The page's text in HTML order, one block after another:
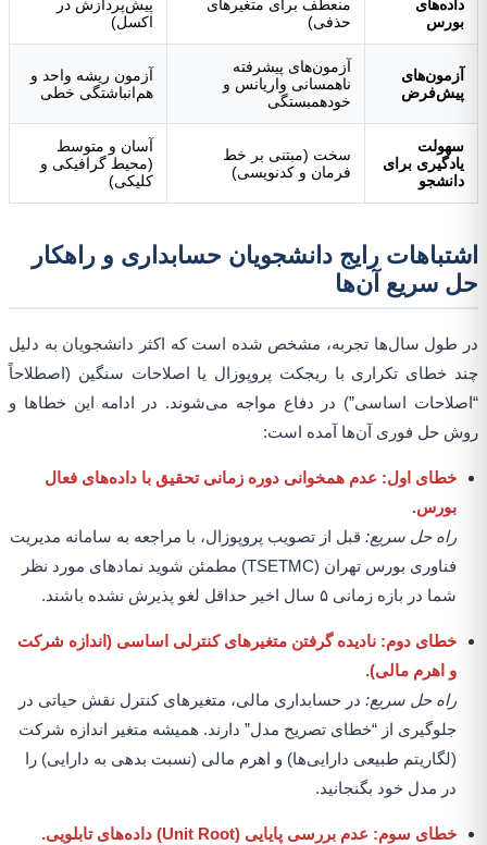
داده‌های
بورس
منعطف برای متغیرهای
حذفی)
پیش‌پردازش در
اکسل)
آزمون‌های
پیش‌فرض
آزمون‌های پیشرفته
ناهمسانی واریانس و
خودهمبستگی
آزمون ریشه واحد و
هم‌انباشتگی خطی
سهولت
یادگیری برای
دانشجو
سخت (مبتنی بر خط
فرمان و کدنویسی)
آسان و متوسط
(محیط گرافیکی و
کلیکی)
اشتباهات رایج دانشجویان حسابداری و راهکار
حل سریع آن‌ها
در طول سال‌ها تجربه، مشخص شده است که اکثر دانشجویان به دلیل
چند خطای تکراری با ریجکت پروپوزال یا اصلاحات سنگین (اصطلاحاً
“اصلاحات اساسی”) در دفاع مواجه می‌شوند. در ادامه این خطاها و
روش حل فوری آن‌ها آمده است:
خطای اول: عدم همخوانی دوره زمانی تحقیق با داده‌های فعال
بورس.
راه حل سریع: قبل از تصویب پروپوزال، با مراجعه به سامانه مدیریت
فناوری بورس تهران (TSETMC) مطمئن شوید نمادهای مورد نظر
شما در بازه زمانی ۵ سال اخیر حداقل لغو پذیرش نشده باشند.
خطای دوم: نادیده گرفتن متغیرهای کنترلی اساسی (اندازه شرکت
و اهرم مالی).
راه حل سریع: در حسابداری مالی، متغیرهای کنترل نقش حیاتی در
جلوگیری از “خطای تصریح مدل” دارند. همیشه متغیر اندازه شرکت
(لگاریتم طبیعی دارایی‌ها) و اهرم مالی (نسبت بدهی به دارایی) را
در مدل خود بگنجانید.
خطای سوم: عدم بررسی پایایی (Unit Root) داده‌های تابلویی.